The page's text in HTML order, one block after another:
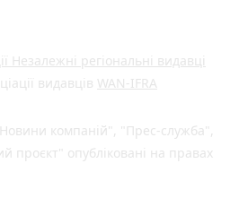
Незалежні регіональні видавці
видавців WAN-IFRA
компаній", "Прес-служба",
проєкт" опубліковані на правах